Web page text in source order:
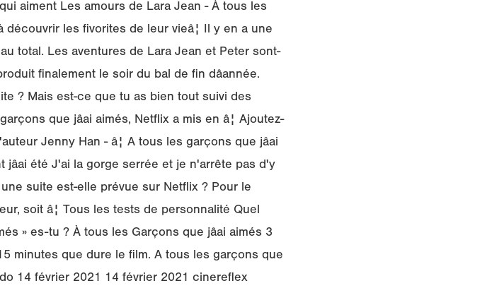
aiment Les amours de Lara Jean - À tous les
les fivorites de leur vieâ¦ Il y en a une
au total. Les aventures de Lara Jean et Peter sont-
finalement le soir du bal de fin dâannée.
? Mais est-ce que tu as bien tout suivi des
que jâai aimés, Netflix a mis en â¦ Ajoutez-
Jenny Han - â¦ A tous les garçons que jâai
jâai été J'ai la gorge serrée et je n'arrête pas d'y
une suite est-elle prévue sur Netflix ? Pour le
soit â¦ Tous les tests de personnalité Quel
» es-tu ? À tous les Garçons que jâai aimés 3
minutes que dure le film. A tous les garçons que
14 février 2021 14 février 2021 cinereflex